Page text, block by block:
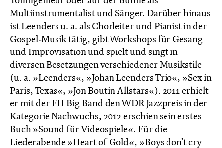
Multiinstrumentalist und Sänger. Darüber hinaus
ist Leenders u. a. als Chorleiter und Pianist in der
Gospel-Musik tätig, gibt Workshops für Gesang
und Improvisation und spielt und singt in
diversen Besetzungen verschiedener Musikstile
(u. a. »Leenders«, »Johan Leenders Trio«, »Sex in
Paris, Texas«, »Jon Boutin Allstars«). 2011 erhielt
er mit der FH Big Band den WDR Jazzpreis in der
Kategorie Nachwuchs, 2012 erschien sein erstes
Buch »Sound für Videospiele«. Für die
Liederabende »Heart of Gold«, »Boys don’t cry